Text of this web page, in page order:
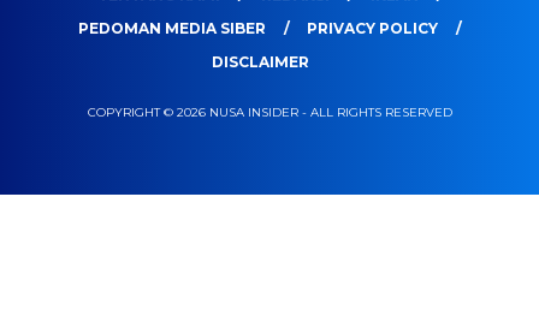
PEDOMAN MEDIA SIBER
PRIVACY POLICY
DISCLAIMER
COPYRIGHT © 2026 NUSA INSIDER - ALL RIGHTS RESERVED